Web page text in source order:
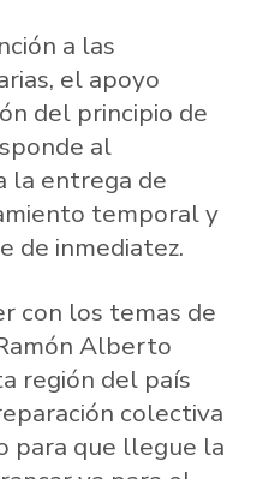
a las
el apoyo
del principio de
al
la entrega de
temporal y
de inmediatez.
con los temas de
Alberto
región del país
colectiva
para que llegue la